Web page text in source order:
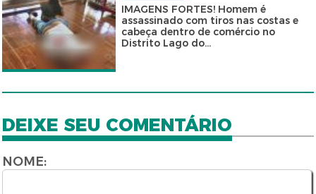
IMAGENS FORTES! Homem é
assassinado com tiros nas costas e
cabeça dentro de comércio no
Distrito Lago do...
DEIXE SEU COMENTÁRIO
NOME: